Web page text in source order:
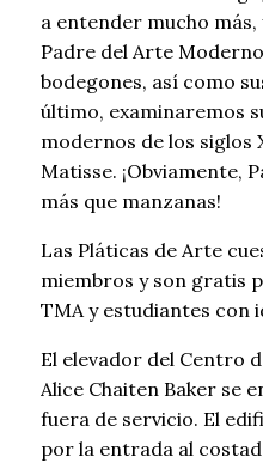
a entender mucho
Padre del Arte
bodegones, así como
último, examinaremos
modernos de los siglos
Matisse. ¡Obviamente,
más que manzanas!
Las Pláticas de Arte
miembros y son gratis
TMA y estudiantes con
El elevador del Centro
Alice Chaiten Baker se
fuera de servicio. El
por la entrada al